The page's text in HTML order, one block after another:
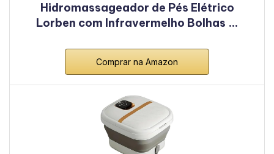
Hidromassageador de Pés Elétrico
Lorben com Infravermelho Bolhas …
Comprar na Amazon